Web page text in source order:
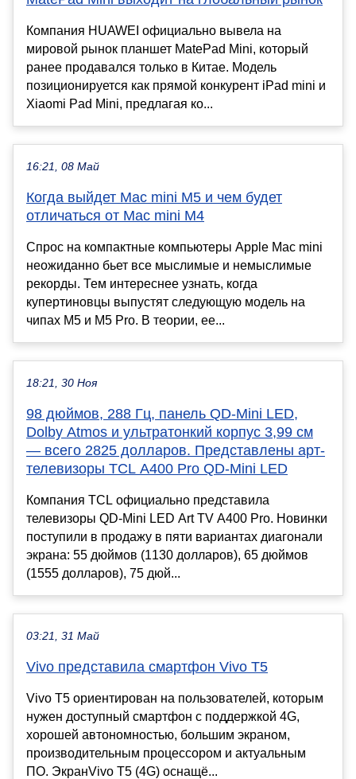
Компания HUAWEI официально вывела на
мировой рынок планшет MatePad Mini, который
ранее продавался только в Китае. Модель
позиционируется как прямой конкурент iPad mini и
Xiaomi Pad Mini, предлагая ко...
16:21, 08 Май
Когда выйдет Mac mini M5 и чем будет
отличаться от Mac mini M4
Спрос на компактные компьютеры Apple Mac mini
неожиданно бьет все мыслимые и немыслимые
рекорды. Тем интереснее узнать, когда
купертиновцы выпустят следующую модель на
чипах M5 и M5 Pro. В теории, ее...
18:21, 30 Ноя
98 дюймов, 288 Гц, панель QD-Mini LED,
Dolby Atmos и ультратонкий корпус 3,99 см
— всего 2825 долларов. Представлены арт-
телевизоры TCL A400 Pro QD-Mini LED
Компания TCL официально представила
телевизоры QD-Mini LED Art TV A400 Pro. Новинки
поступили в продажу в пяти вариантах диагонали
экрана: 55 дюймов (1130 долларов), 65 дюймов
(1555 долларов), 75 дюй...
03:21, 31 Май
Vivo представила смартфон Vivo T5
Vivo T5 ориентирован на пользователей, которым
нужен доступный смартфон с поддержкой 4G,
хорошей автономностью, большим экраном,
производительным процессором и актуальным
ПО. ЭкранVivo T5 (4G) оснащё...